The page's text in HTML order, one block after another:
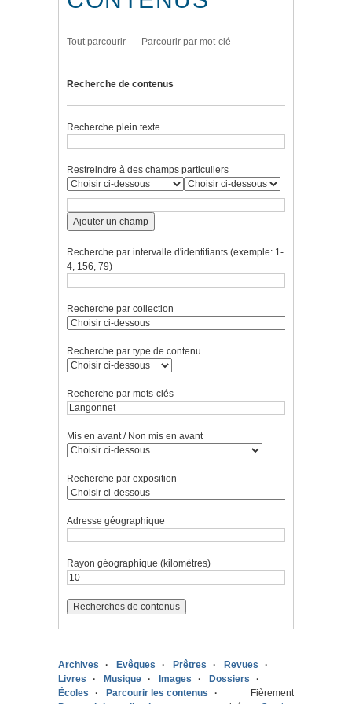
Tout parcourir Parcourir par mot-clé
Recherche de contenus
Recherche plein texte
Restreindre à des champs particuliers
Ajouter un champ
Recherche par intervalle d'identifiants (exemple: 1-
4, 156, 79)
Recherche par collection
Recherche par type de contenu
Recherche par mots-clés
Mis en avant / Non mis en avant
Recherche par exposition
Adresse géographique
Rayon géographique (kilomètres)
Archives Evêques Prêtres
Revues
Livres
Musique Images
Dossiers
Écoles
Parcourir les contenus
Fièrement